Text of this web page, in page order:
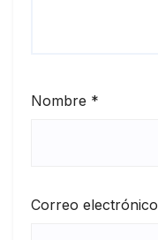
Nombre *
Correo electrónico